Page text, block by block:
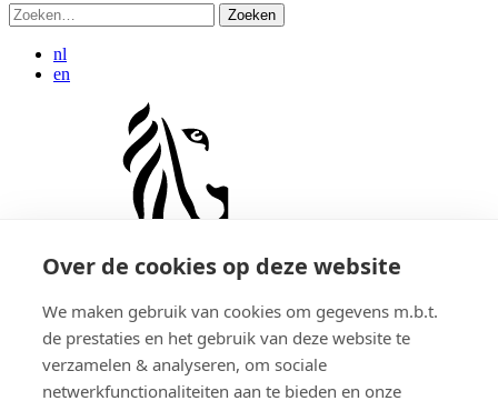
Over de cookies op deze website
We maken gebruik van cookies om gegevens m.b.t.
de prestaties en het gebruik van deze website te
verzamelen & analyseren, om sociale
netwerkfunctionaliteiten aan te bieden en onze
Zoeken:
nl
en
verbeelding werkt
i-learn.vlaanderen is een officiële website
van de Vlaamse overheid